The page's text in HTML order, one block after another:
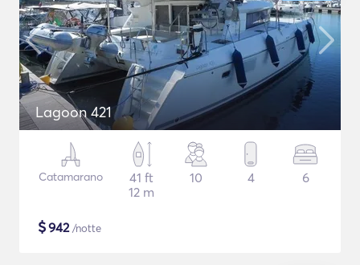
Lagoon 421
Catamarano
41 ft
12 m
10 4 6
$942/notte